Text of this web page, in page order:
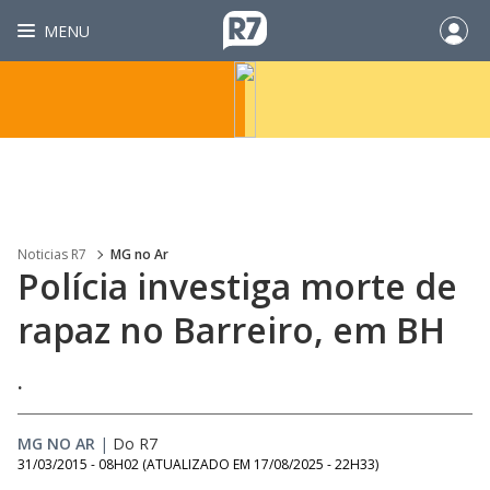
MENU
Noticias R7 MG no Ar
Polícia investiga morte de
rapaz no Barreiro, em BH
.
MG NO AR | Do R7
31/03/2015 - 08H02 (ATUALIZADO EM 17/08/2025 - 22H33)